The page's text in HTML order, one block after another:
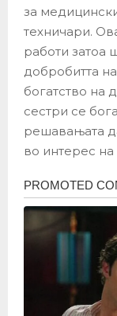
за
техничари.
работи затоа
добробитта
богатство на
сестри се
решавањата
во интерес